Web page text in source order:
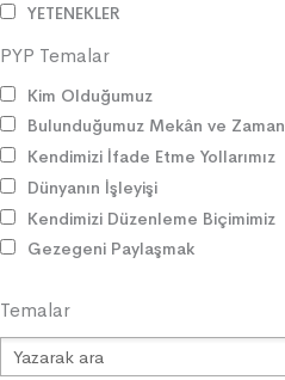
YETENEKLER
BİREY ve TOPLUM
PSİKOLOJİ
SAĞLIK ve ÇEVRE
OYUNLAR
HİKÂYE GELENEĞİMİZ
ZAMAN ve MEKÂN
SOSYAL İLİŞKİLER
İLETİŞİM
SORUMLULUKLAR
PYP Temalar
Kim Olduğumuz
Bulunduğumuz Mekân ve Zaman
Kendimizi İfade Etme Yollarımız
Dünyanın İşleyişi
Kendimizi Düzenleme Biçimimiz
Gezegeni Paylaşmak
Temalar